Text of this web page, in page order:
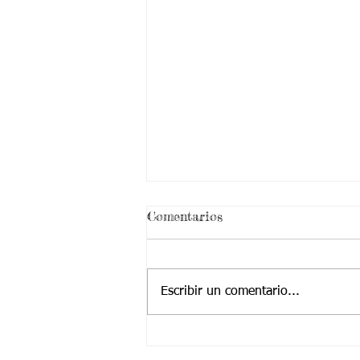
¡ VEN HABLEMOS UN
RATICO DE SEXUALIDAD
!
Comentarios
Escribir un comentario...